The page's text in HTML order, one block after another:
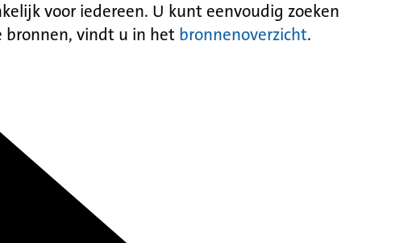
voor iedereen. U kunt eenvoudig zoeken
bronnen, vindt u in het bronnenoverzicht.